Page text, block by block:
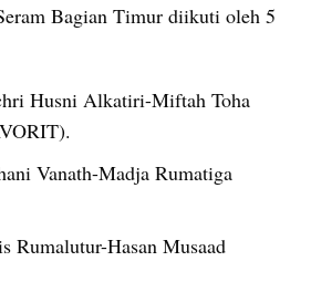
Bagian Timur diikuti oleh 5
Husni Alkatiri-Miftah Toha
Vanath-Madja Rumatiga
Rumalutur-Hasan Musaad